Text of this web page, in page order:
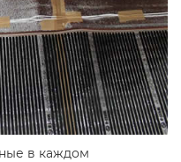
в каждом